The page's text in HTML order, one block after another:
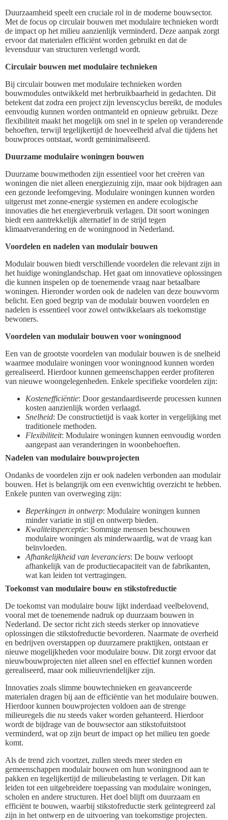
Duurzaamheid speelt een cruciale rol in de moderne bouwsector.
Met de focus op circulair bouwen met modulaire technieken wordt
de impact op het milieu aanzienlijk verminderd. Deze aanpak zorgt
ervoor dat materialen efficiënt worden gebruikt en dat de
levensduur van structuren verlengd wordt.
Circulair bouwen met modulaire technieken
Bij circulair bouwen met modulaire technieken worden
bouwmodules ontwikkeld met herbruikbaarheid in gedachten. Dit
betekent dat zodra een project zijn levenscyclus bereikt, de modules
eenvoudig kunnen worden ontmanteld en opnieuw gebruikt. Deze
flexibiliteit maakt het mogelijk om snel in te spelen op veranderende
behoeften, terwijl tegelijkertijd de hoeveelheid afval die tijdens het
bouwproces ontstaat, wordt geminimaliseerd.
Duurzame modulaire woningen bouwen
Duurzame bouwmethoden zijn essentieel voor het creëren van
woningen die niet alleen energiezuinig zijn, maar ook bijdragen aan
een gezonde leefomgeving. Modulaire woningen kunnen worden
uitgerust met zonne-energie systemen en andere ecologische
innovaties die het energieverbruik verlagen. Dit soort woningen
biedt een aantrekkelijk alternatief in de strijd tegen
klimaatverandering en de woningnood in Nederland.
Voordelen en nadelen van modulair bouwen
Modulair bouwen biedt verschillende voordelen die relevant zijn in
het huidige woninglandschap. Het gaat om innovatieve oplossingen
die kunnen inspelen op de toenemende vraag naar betaalbare
woningen. Hieronder worden ook de nadelen van deze bouwvorm
belicht. Een goed begrip van de modulair bouwen voordelen en
nadelen is essentieel voor zowel ontwikkelaars als toekomstige
bewoners.
Voordelen van modulair bouwen voor woningnood
Een van de grootste voordelen van modulair bouwen is de snelheid
waarmee modulaire woningen voor woningnood kunnen worden
gerealiseerd. Hierdoor kunnen gemeenschappen eerder profiteren
van nieuwe woongelegenheden. Enkele specifieke voordelen zijn:
Kostenefficiëntie: Door gestandaardiseerde processen kunnen
kosten aanzienlijk worden verlaagd.
Snelheid: De constructietijd is vaak korter in vergelijking met
traditionele methoden.
Flexibiliteit: Modulaire woningen kunnen eenvoudig worden
aangepast aan veranderingen in woonbehoeften.
Nadelen van modulaire bouwprojecten
Ondanks de voordelen zijn er ook nadelen verbonden aan modulair
bouwen. Het is belangrijk om een evenwichtig overzicht te hebben.
Enkele punten van overweging zijn:
Beperkingen in ontwerp: Modulaire woningen kunnen
minder variatie in stijl en ontwerp bieden.
Kwaliteitsperceptie: Sommige mensen beschouwen
modulaire woningen als minderwaardig, wat de vraag kan
beïnvloeden.
Afhankelijkheid van leveranciers: De bouw verloopt
afhankelijk van de productiecapaciteit van de fabrikanten,
wat kan leiden tot vertragingen.
Toekomst van modulaire bouw en stikstofreductie
De toekomst van modulaire bouw lijkt inderdaad veelbelovend,
vooral met de toenemende nadruk op duurzaam bouwen in
Nederland. De sector richt zich steeds sterker op innovatieve
oplossingen die stikstofreductie bevorderen. Naarmate de overheid
en bedrijven overstappen op duurzamere praktijken, ontstaan er
nieuwe mogelijkheden voor modulaire bouw. Dit zorgt ervoor dat
nieuwbouwprojecten niet alleen snel en effectief kunnen worden
gerealiseerd, maar ook milieuvriendelijker zijn.
Innovaties zoals slimme bouwtechnieken en geavanceerde
materialen dragen bij aan de efficiëntie van het modulaire bouwen.
Hierdoor kunnen bouwprojecten voldoen aan de strenge
milieuregels die nu steeds vaker worden gehanteerd. Hierdoor
wordt de bijdrage van de bouwsector aan stikstofuitstoot
verminderd, wat op zijn beurt de impact op het milieu ten goede
komt.
Als de trend zich voortzet, zullen steeds meer steden en
gemeenschappen modulair bouwen om hun woningnood aan te
pakken en tegelijkertijd de milieubelasting te verlagen. Dit kan
leiden tot een uitgebreidere toepassing van modulaire woningen,
scholen en andere structuren. Het doel blijft om duurzaam en
efficiënt te bouwen, waarbij stikstofreductie sterk geïntegreerd zal
zijn in het ontwerp en de uitvoering van toekomstige projecten.